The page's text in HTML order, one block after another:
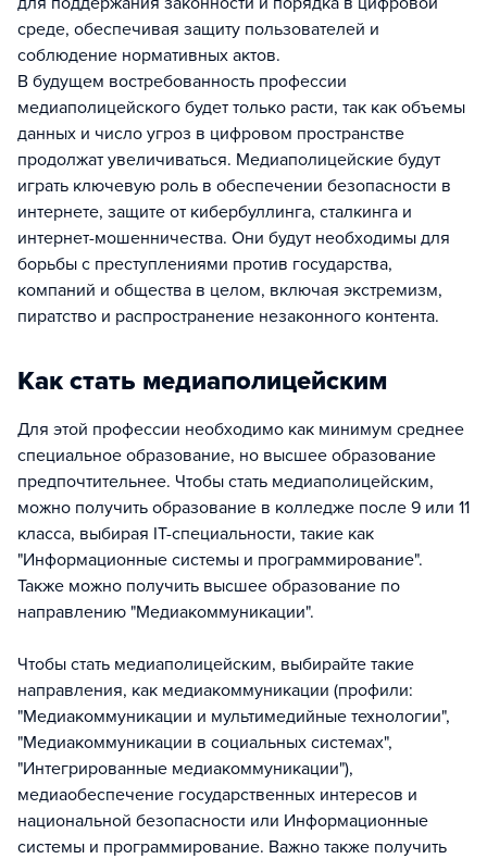
среде, обеспечивая защиту пользователей и
соблюдение нормативных актов.
В будущем востребованность профессии
медиаполицейского будет только расти, так как объемы
данных и число угроз в цифровом пространстве
продолжат увеличиваться. Медиаполицейские будут
играть ключевую роль в обеспечении безопасности в
интернете, защите от кибербуллинга, сталкинга и
интернет-мошенничества. Они будут необходимы для
борьбы с преступлениями против государства,
компаний и общества в целом, включая экстремизм,
пиратство и распространение незаконного контента.
Как стать медиаполицейским
Для этой профессии необходимо как минимум среднее
специальное образование, но высшее образование
предпочтительнее. Чтобы стать медиаполицейским,
можно получить образование в колледже после 9 или 11
класса, выбирая IT-специальности, такие как
"Информационные системы и программирование".
Также можно получить высшее образование по
направлению "Медиакоммуникации".
Чтобы стать медиаполицейским, выбирайте такие
направления, как медиакоммуникации (профили:
"Медиакоммуникации и мультимедийные технологии",
"Медиакоммуникации в социальных системах",
"Интегрированные медиакоммуникации"),
медиаобеспечение государственных интересов и
национальной безопасности или Информационные
системы и программирование. Важно также получить